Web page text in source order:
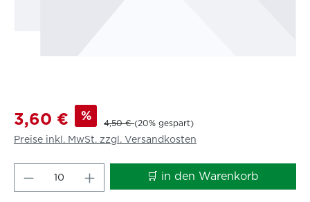
3,60 € %
4,50 €(20% gespart)
Preise inkl. MwSt. zzgl. Versandkosten
Produkt Anzahl: Gib den🛒 in den Warenkorb